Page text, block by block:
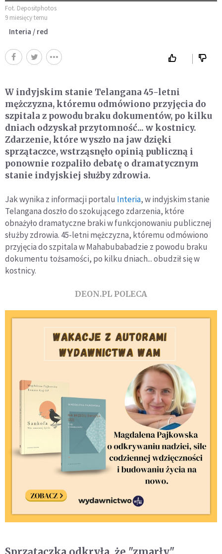
Fot. Depositphotos
9 miesięcy temu
Interia / red
W indyjskim stanie Telangana 45-letni
mężczyzna, któremu odmówiono przyjęcia do
szpitala z powodu braku dokumentów, po kilku
dniach odzyskał przytomność... w kostnicy.
Zdarzenie, które wyszło na jaw dzięki
sprzątaczce, wstrząsnęło opinią publiczną i
ponownie rozpaliło debatę o dramatycznym
stanie indyjskiej służby zdrowia.
Jak wynika z informacji portalu Interia, w indyjskim stanie
Telangana doszło do szokującego zdarzenia, które
obnażyło dramatyczne braki w funkcjonowaniu publicznej
służby zdrowia. 45-letni mężczyzna, któremu odmówiono
przyjęcia do szpitala w Mahabubabadzie z powodu braku
dokumentu tożsamości, po kilku dniach... obudził się w
kostnicy.
DEON.PL POLECA